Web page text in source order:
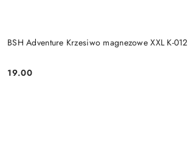
BSH Adventure Krzesiwo magnezowe XXL K-012
Cena:
19.00